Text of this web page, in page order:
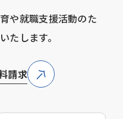
や就職支援活動のた
たします。
請求